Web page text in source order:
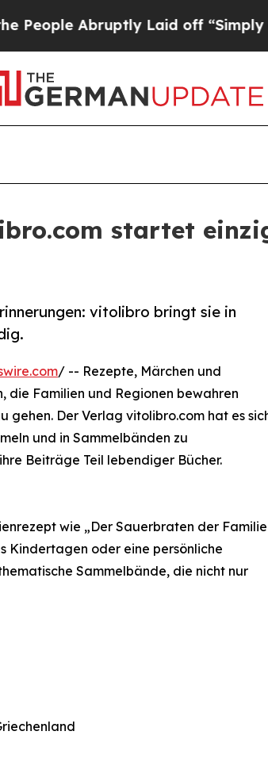
Laid off “Simply a Math
startet
vitolibro bringt sie in
/ -- Rezepte, Märchen und
die Familien und Regionen bewahren
gehen. Der Verlag vitolibro.com hat es
und in Sammelbänden zu
Beiträge Teil lebendiger Bücher.
wie „Der Sauerbraten der Familie
Kindertagen oder eine persönliche
Sammelbände, die nicht nur